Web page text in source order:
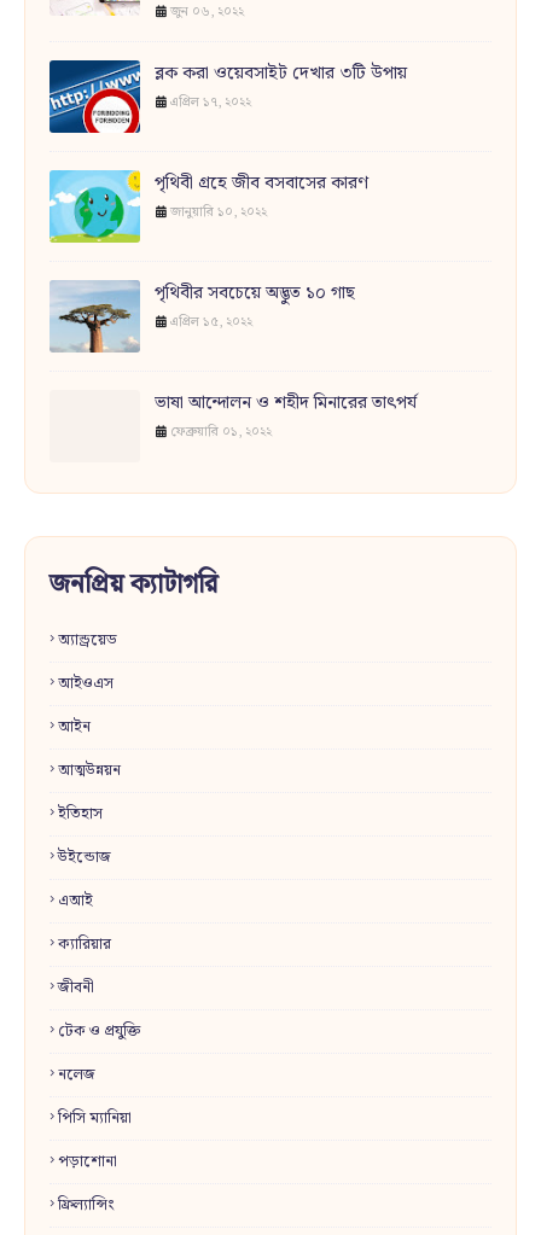
জুন ০৬, ২০২২
ব্লক করা ওয়েবসাইট দেখার ৩টি উপায়
এপ্রিল ১৭, ২০২২
পৃথিবী গ্রহে জীব বসবাসের কারণ
জানুয়ারি ১০, ২০২২
পৃথিবীর সবচেয়ে অদ্ভুত ১০ গাছ
এপ্রিল ১৫, ২০২২
ভাষা আন্দোলন ও শহীদ মিনারের তাৎপর্য
ফেব্রুয়ারি ০১, ২০২২
জনপ্রিয় ক্যাটাগরি
অ্যান্ড্রয়েড
আইওএস
আইন
আত্মউন্নয়ন
ইতিহাস
উইন্ডোজ
এআই
ক্যারিয়ার
জীবনী
টেক ও প্রযুক্তি
নলেজ
পিসি ম্যানিয়া
পড়াশোনা
ফ্রিল্যান্সিং